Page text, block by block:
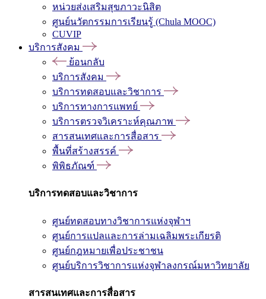
หน่วยส่งเสริมสุขภาวะนิสิต
ศูนย์นวัตกรรมการเรียนรู้ (Chula MOOC)
CUVIP
บริการสังคม
ย้อนกลับ
บริการสังคม
บริการทดสอบและวิชาการ
บริการทางการแพทย์
บริการตรวจวิเคราะห์คุณภาพ
สารสนเทศและการสื่อสาร
พื้นที่สร้างสรรค์
พิพิธภัณฑ์
บริการทดสอบและวิชาการ
ศูนย์ทดสอบทางวิชาการแห่งจุฬาฯ
ศูนย์การแปลและการล่ามเฉลิมพระเกียรติ
ศูนย์กฎหมายเพื่อประชาชน
ศูนย์บริการวิชาการแห่งจุฬาลงกรณ์มหาวิทยาลัย
สารสนเทศและการสื่อสาร